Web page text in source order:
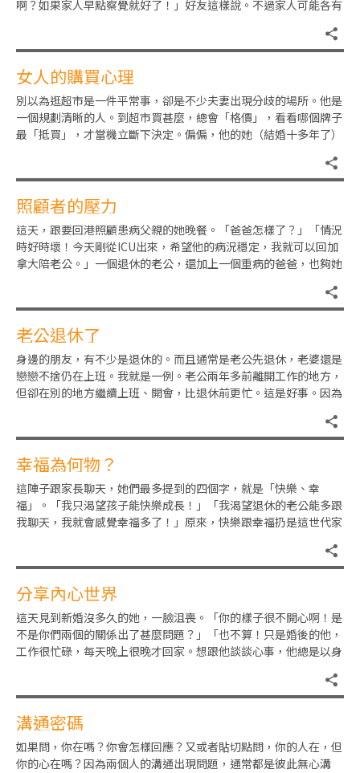
啊？如果家人早點察覺就好了！」好友這樣說。不過家人可能各有
女人的購買心理
別以為逛超市是一件平常事，卻是不少夫妻出現分歧的場所。他是
一個規劃清晰的人。到超市買甚麼，總會「格價」，看看哪個牌子
最「抵買」，才當機立斷下決定。偏偏，他的她（結婚十多年了）
照顧者的壓力
這天，跟要回港照顧患病父親的她晚餐。「爸爸怎樣了？」「情況
時好時壞！今天剛從ICU出來，希望他的病況穩定，我就可以回加
拿大陪老公。」一個退休的老公，還加上一個重病的爸爸，也夠她
老公退休了
身邊的朋友，有不少是退休的。而且通常是老公先退休，老婆還是
戀戀不捨仍在上班。我就是一例。老公兩年多前離開工作的地方，
但卻在別的地方繼續上班、開會，比退休前更忙。這是好事。因為
幸福為何物？
這陣子跟家長聊天，她們最多提到的四個字，就是「快樂、幸
福」。「我只渴望孩子能快樂成長！」「我渴望退休的老公能多跟
我聊天，我就會感覺幸福多了！」原來，快樂跟幸福扔是這世代家
分享內心世界
這天見到新婚沒多久的她，一臉沮喪。「你的樣子很不開心啊！是
不是你們兩個的關係出了甚麼問題？」「也不算！只是婚後的他，
工作很忙碌，每天晚上很晚才回家。想跟他談談心事，他總是以身
溝通密碼
如果問，你在嗎？你會怎樣回應？又或者貼切點問，你的人在，但
你的心在嗎？因為兩個人的溝通出現問題，通常都是彼此無心溝